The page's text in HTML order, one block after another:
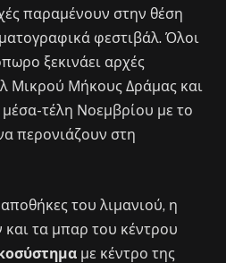
παραμένουν στην θέση
φεστιβάλ. Όλοι
ξεκινάει αρχές
Μικρού Μήκους Δράμας και
μέσα-τέλη Νοεμβρίου με το
περονιάζουν στη
του λιμανιού, η
τα μπαρ του κέντρου
με κέντρο της